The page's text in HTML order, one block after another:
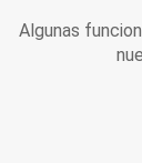
Algunas